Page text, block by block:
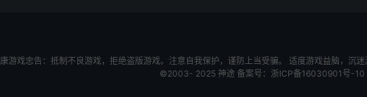
康游戏忠告：抵制不良游戏，拒绝盗版游戏。注意自我保护，谨防上当受骗。 适度游戏益脑，沉迷
©2003- 2025 神途 备案号： 浙ICP备16030901号-10